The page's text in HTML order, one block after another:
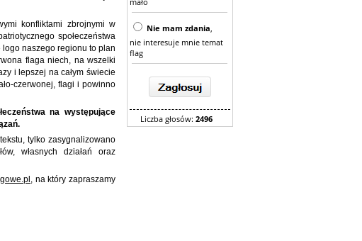
Nie mam zdania,
nie interesuje mnie temat
flag
Liczba głosów: 2496
konfliktami zbrojnymi w
społeczeństwa
naszego regionu to plan
flaga niech, na wszelki
i lepszej na całym świecie
czerwonej, flagi i powinno
na występujące
tylko zasygnalizowano
własnych działań oraz
, na który zapraszamy